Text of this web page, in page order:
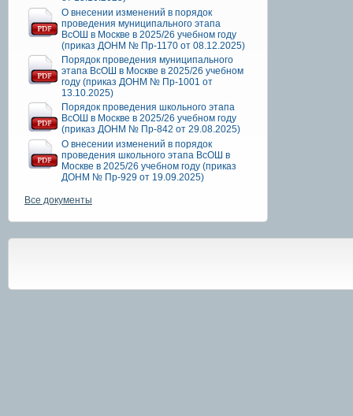
О внесении изменений в порядок
проведения муниципального этапа
ВсОШ в Москве в 2025/26 учебном году
(приказ ДОНМ № Пр-1170 от 08.12.2025)
Порядок проведения муниципального
этапа ВсОШ в Москве в 2025/26 учебном
году (приказ ДОНМ № Пр-1001 от
13.10.2025)
Порядок проведения школьного этапа
ВсОШ в Москве в 2025/26 учебном году
(приказ ДОНМ № Пр-842 от 29.08.2025)
О внесении изменений в порядок
проведения школьного этапа ВсОШ в
Москве в 2025/26 учебном году (приказ
ДОНМ № Пр-929 от 19.09.2025)
Все документы